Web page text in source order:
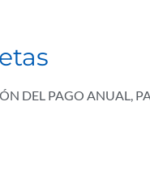
DEL PAGO ANUAL,